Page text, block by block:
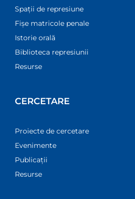
Spații de represiune
Fișe matricole penale
Istorie orală
Biblioteca represiunii
Resurse
CERCETARE
Proiecte de cercetare
Evenimente
Publicații
Resurse